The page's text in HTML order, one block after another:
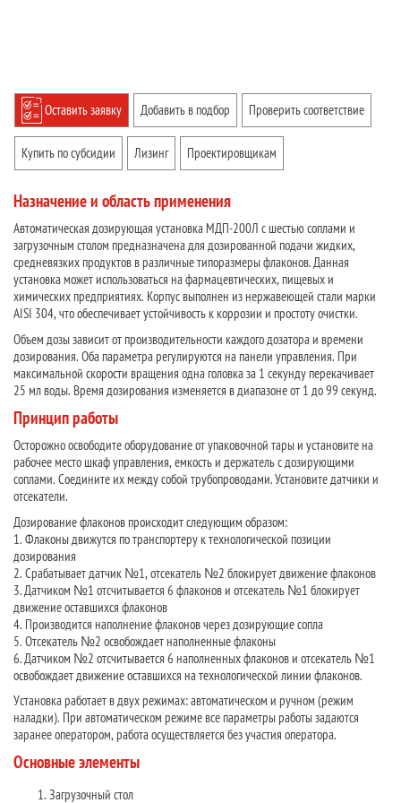
Оставить заявку Добавить в подбор Проверить соответствие
Купить по субсидии Лизинг Проектировщикам
Назначение и область применения
Автоматическая дозирующая установка МДП-200Л с шестью соплами и
загрузочным столом предназначена для дозированной подачи жидких,
средневязких продуктов в различные типоразмеры флаконов. Данная
установка может использоваться на фармацевтических, пищевых и
химических предприятиях. Корпус выполнен из нержавеющей стали марки
AISI 304, что обеспечивает устойчивость к коррозии и простоту очистки.
Объем дозы зависит от производительности каждого дозатора и времени
дозирования. Оба параметра регулируются на панели управления. При
максимальной скорости вращения одна головка за 1 секунду перекачивает
25 мл воды. Время дозирования изменяется в диапазоне от 1 до 99 секунд.
Принцип работы
Осторожно освободите оборудование от упаковочной тары и установите на
рабочее место шкаф управления, емкость и держатель с дозирующими
соплами. Соедините их между собой трубопроводами. Установите датчики и
отсекатели.
Дозирование флаконов происходит следующим образом:
1. Флаконы движутся по транспортеру к технологической позиции
дозирования
2. Срабатывает датчик №1, отсекатель №2 блокирует движение флаконов
3. Датчиком №1 отсчитывается 6 флаконов и отсекатель №1 блокирует
движение оставшихся флаконов
4. Производится наполнение флаконов через дозирующие сопла
5. Отсекатель №2 освобождает наполненные флаконы
6. Датчиком №2 отсчитывается 6 наполненных флаконов и отсекатель №1
освобождает движение оставшихся на технологической линии флаконов.
Установка работает в двух режимах: автоматическом и ручном (режим
наладки). При автоматическом режиме все параметры работы задаются
заранее оператором, работа осуществляется без участия оператора.
Основные элементы
Загрузочный стол